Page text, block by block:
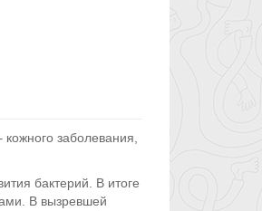
заболевания,
бактерий. В итоге
В вызревшей